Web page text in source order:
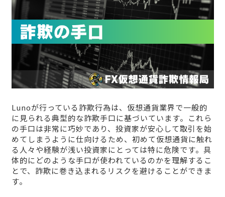
Lunoが行っている詐欺行為は、仮想通貨業界で一般的
に見られる典型的な詐欺手口に基づいています。これら
の手口は非常に巧妙であり、投資家が安心して取引を始
めてしまうように仕向けるため、初めて仮想通貨に触れ
る人々や経験が浅い投資家にとっては特に危険です。具
体的にどのような手口が使われているのかを理解するこ
とで、詐欺に巻き込まれるリスクを避けることができま
す。